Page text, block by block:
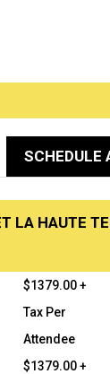
SCHEDULE
LA HAUTE
$1379.00 +
Tax Per
Attendee
$1379.00 +